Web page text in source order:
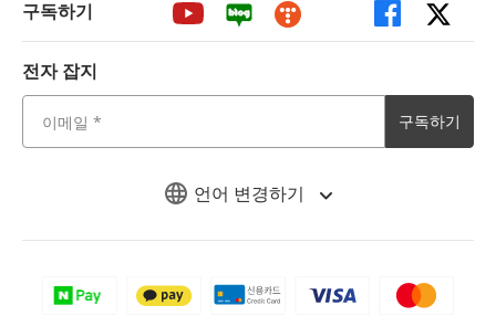
언어 변경하기
구독하기
전자 잡지
구독하기